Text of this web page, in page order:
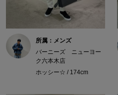
所属：メンズ
バーニーズ ニューヨー
ク六本木店
ホッシー☆ / 174cm